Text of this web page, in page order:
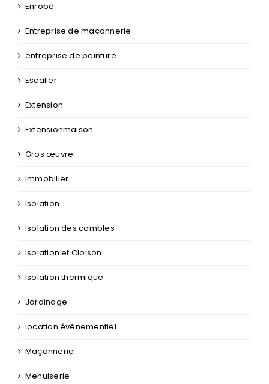
Enrobé
Entreprise de maçonnerie
entreprise de peinture
Escalier
Extension
Extensionmaison
Gros œuvre
Immobilier
Isolation
isolation des combles
Isolation et Cloison
Isolation thermique
Jardinage
location événementiel
Maçonnerie
Menuiserie